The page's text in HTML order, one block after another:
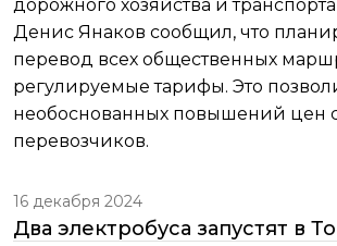
дорожного хозяйства и
Денис Янаков сообщил, что
перевод всех общественных
регулируемые тарифы. Это
необоснованных повышений цен
перевозчиков.
16 декабря 2024
Два электробуса запустят в